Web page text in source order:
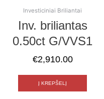
Investiciniai Briliantai
Inv. briliantas
0.50ct G/VVS1
€2,910.00
Į KREPŠELĮ